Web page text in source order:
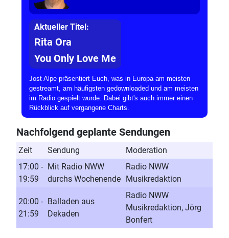
Aktueller Titel:
Rita Ora
You Only Love Me
Jost Alpe präsentiert Euch, was in Europa am meisten
gestreamt, am häufigsten gedownloaded und am meisten
im Radio gespielt wurde. Dabei gibt's auch immer einen
Rückblick auf vergangene Charts.
Nachfolgend geplante Sendungen
Zeit Sendung
Moderation
17:00 -
19:59
Mit Radio NWW
durchs Wochenende
Radio NWW
Musikredaktion
20:00 -
21:59
Balladen aus
Dekaden
Radio NWW
Musikredaktion, Jörg
Bonfert